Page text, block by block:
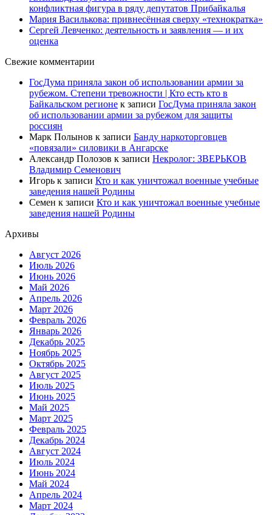
конфликтная фигура в ряду депутатов Прибайкалья
Мария Василькова: привнесённая сверху «технократка»
Сергей Левченко: деятельность и заявления — и их
оценка
Свежие комментарии
ГосДума приняла закон об использовании армии за
рубежом. Степени тревожности | Кто есть кто в
Байкальском регионе к записи ГосДума приняла закон
об использовании армии за рубежом для защиты
россиян
Марк Полынов к записи Банду наркоторговцев
«повязали» силовики в Ангарске
Александр Полозов к записи Некролог: ЗВЕРЬКОВ
Владимир Семенович
Игорь к записи Кто и как уничтожал военные учебные
заведения нашей Родины
Семен к записи Кто и как уничтожал военные учебные
заведения нашей Родины
Архивы
Август 2026
Июль 2026
Июнь 2026
Май 2026
Апрель 2026
Март 2026
Февраль 2026
Январь 2026
Декабрь 2025
Ноябрь 2025
Октябрь 2025
Август 2025
Июль 2025
Июнь 2025
Май 2025
Март 2025
Февраль 2025
Декабрь 2024
Август 2024
Июль 2024
Июнь 2024
Май 2024
Апрель 2024
Март 2024